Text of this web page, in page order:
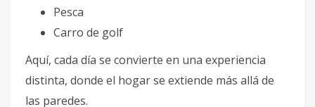
Pesca
Carro de golf
Aquí, cada día se convierte en una experiencia
distinta, donde el hogar se extiende más allá de
las paredes.